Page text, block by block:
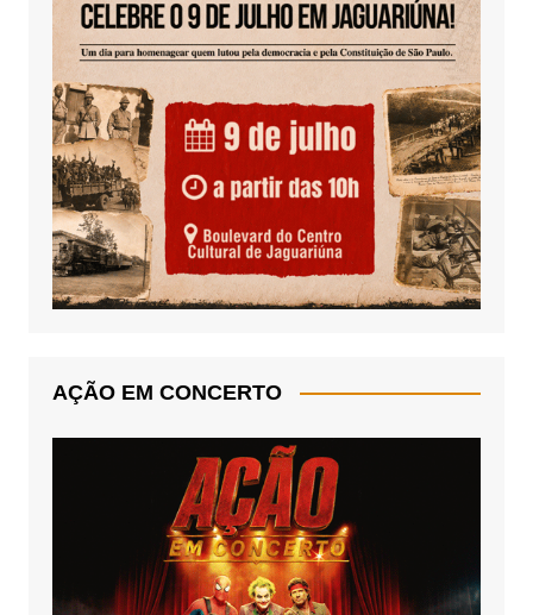
AÇÃO EM CONCERTO